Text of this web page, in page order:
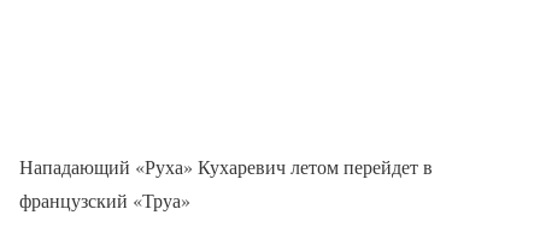
Нападающий «Руха» Кухаревич летом перейдет в
французский «Труа»